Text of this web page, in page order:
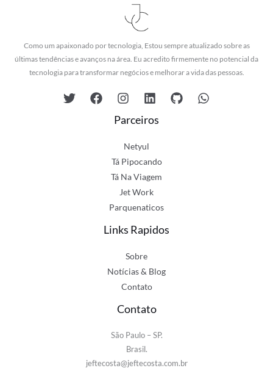
Como um apaixonado por tecnologia, Estou sempre atualizado sobre as
últimas tendências e avanços na área. Eu acredito firmemente no potencial da
tecnologia para transformar negócios e melhorar a vida das pessoas.
Parceiros
Netyul
Tá Pipocando
Tá Na Viagem
Jet Work
Parquenaticos
Links Rapidos
Sobre
Notícias & Blog
Contato
Contato
São Paulo – SP.
Brasil.
jeftecosta@jeftecosta.com.br